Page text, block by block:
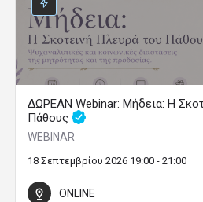
ΔΩΡΕΑΝ Webinar: Μήδεια: Η
Πάθους
WEBINAR
18 Σεπτεμβρίου 2026 19:00 - 21:00
ONLINE